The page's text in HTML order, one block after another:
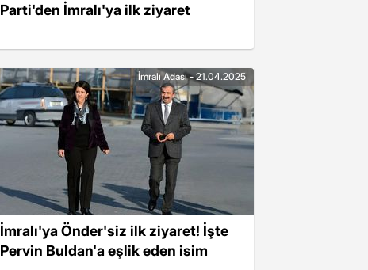
Parti'den İmralı'ya ilk ziyaret
İmralı'ya Önder'siz ilk ziyaret! İşte
Pervin Buldan'a eşlik eden isim
İmralı Adası - 21.04.2025